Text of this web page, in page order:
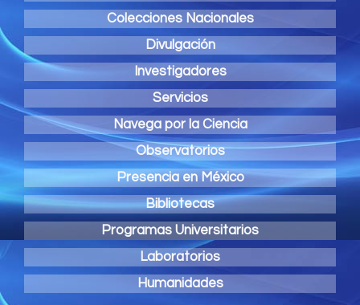
Colecciones Nacionales
Divulgación
Investigadores
Servicios
Navega por la Ciencia
Observatorios
Presencia en México
Bibliotecas
Programas Universitarios
Laboratorios
Humanidades